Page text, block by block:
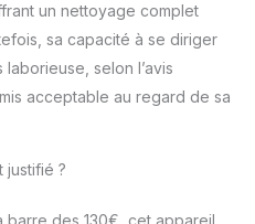
de puissance
vous le
via
Lefant. 🐶
une bouche
d'aspiration sans
un nettoyage complet
sa capacité à se diriger
selon l’avis
acceptable au regard de sa
justifié ?
barre des 130€, cet appareil